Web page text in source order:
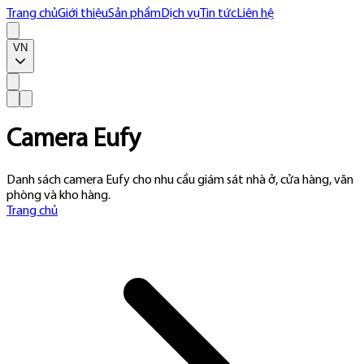
Trang chủGiới thiệuSản phẩmDịch vụ Tin tứcLiên hệ
VN
Camera Eufy
Danh sách camera Eufy cho nhu cầu giám sát nhà ở, cửa hàng, văn
phòng và kho hàng.
Trang chủ